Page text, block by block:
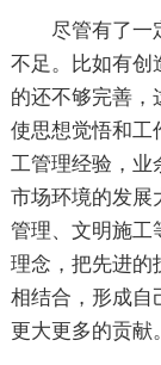
尽管有了一
不足。比如有创
的还不够完善，
使思想觉悟和工
工管理经验，业
市场环境的发展
管理、文明施工
理念，把先进的
相结合，形成自
更大更多的贡献。